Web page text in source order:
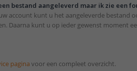
bestand aangeleverd maar ik zie een
account kunt u het aangeleverde bestand
Daarna kunt u op ieder gewenst moment
pagina voor een compleet overzicht.